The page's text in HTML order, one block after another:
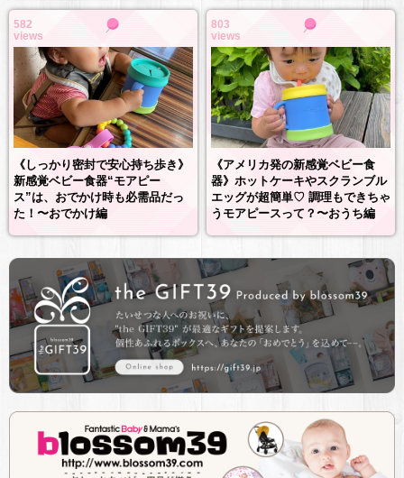
582
views
《しっかり密封で安心持ち歩き》
新感覚ベビー食器“モアピー
ス”は、おでかけ時も必需品だっ
た！〜おでかけ編
803
views
《アメリカ発の新感覚ベビー食
器》ホットケーキやスクランブル
エッグが超簡単♡ 調理もできちゃ
うモアピースって？〜おうち編